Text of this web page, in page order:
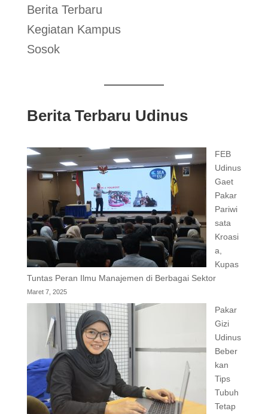
Berita Terbaru
Kegiatan Kampus
Sosok
Berita Terbaru Udinus
FEB
Udinus
Gaet
Pakar
Pariwi
sata
Kroasi
a,
Kupas
Tuntas Peran Ilmu Manajemen di Berbagai Sektor
Maret 7, 2025
Pakar
Gizi
Udinus
Beber
kan
Tips
Tubuh
Tetap